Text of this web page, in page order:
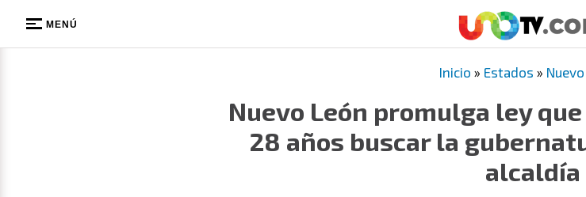
MENÚ
Inicio » Estados »
Nuevo León promulga ley
28 años buscar la
alcaldía